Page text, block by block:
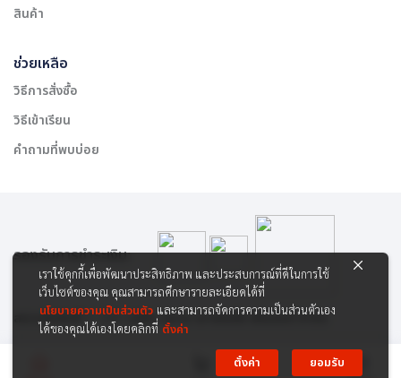
สินค้า
ช่วยเหลือ
วิธีการสั่งซื้อ
วิธีเข้าเรียน
คำถามที่พบบ่อย
สงวนลิขสิทธิ์ © 2565 บริษัท สยาม เคาเซิลลิ่ง เซ็นเตอร์ จำกัด
รองรับการชำระเงิน:
เราใช้คุกกี้เพื่อพัฒนาประสิทธิภาพ และประสบการณ์ที่ดีในการใช้
เว็บไซต์ของคุณ คุณสามารถศึกษารายละเอียดได้ที่
นโยบายความเป็นส่วนตัว และสามารถจัดการความเป็นส่วนตัวเอง
ได้ของคุณได้เองโดยคลิกที่ ตั้งค่า
ตั้งค่า
ยอมรับ